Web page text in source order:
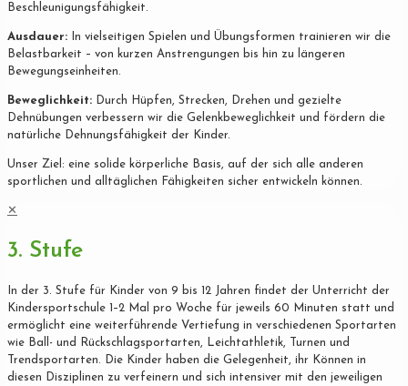
Beschleunigungsfähigkeit.
Ausdauer: In vielseitigen Spielen und Übungsformen trainieren wir die
Belastbarkeit – von kurzen Anstrengungen bis hin zu längeren
Bewegungseinheiten.
Beweglichkeit: Durch Hüpfen, Strecken, Drehen und gezielte
Dehnübungen verbessern wir die Gelenkbeweglichkeit und fördern die
natürliche Dehnungsfähigkeit der Kinder.
Unser Ziel: eine solide körperliche Basis, auf der sich alle anderen
sportlichen und alltäglichen Fähigkeiten sicher entwickeln können.
✕
3. Stufe
In der 3. Stufe für Kinder von 9 bis 12 Jahren findet der Unterricht der
Kindersportschule 1–2 Mal pro Woche für jeweils 60 Minuten statt und
ermöglicht eine weiterführende Vertiefung in verschiedenen Sportarten
wie Ball- und Rückschlagsportarten, Leichtathletik, Turnen und
Trendsportarten. Die Kinder haben die Gelegenheit, ihr Können in
diesen Disziplinen zu verfeinern und sich intensiver mit den jeweiligen